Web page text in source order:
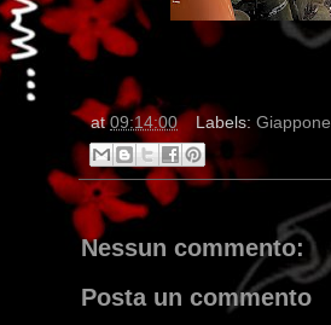
at09:14:00 Labels: Giappone
Nessun commento:
Posta un commento